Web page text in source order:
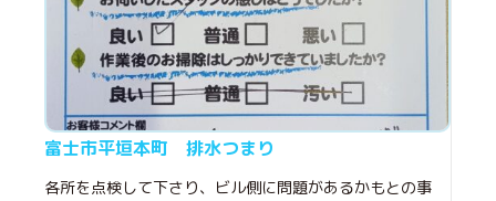
富士市平垣本町 排水つまり
各所を点検して下さり、ビル側に問題があるかもとの事